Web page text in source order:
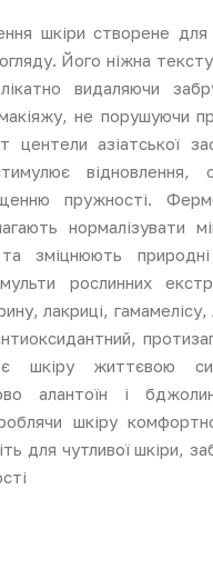
шкіри створене для
Його ніжна
видаляючи
не порушуючи
центели азіатської
відновлення,
пружності.
нормалізувати
зміцнюють природні
рослинних
лакриці, гамамелісу,
шкіру життєвою
алантоїн і
шкіру
для чутливої шкіри,